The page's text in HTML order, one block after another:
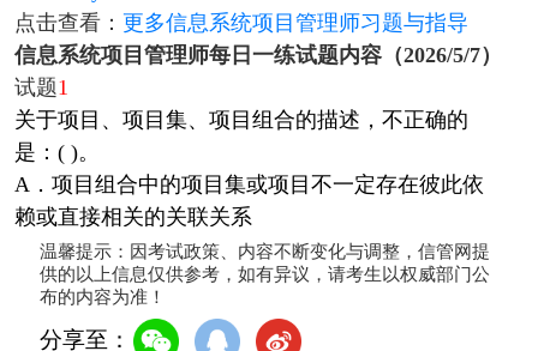
点击查看： 更多信息系统项目管理师习题与指导
信息系统项目管理师每日一练试题内容（2026/5/7）
试题1
关于项目、项目集、项目组合的描述，不正确的
是：( )。
A．项目组合中的项目集或项目不一定存在彼此依
赖或直接相关的关联关系
温馨提示：因考试政策、内容不断变化与调整，信管网提
供的以上信息仅供参考，如有异议，请考生以权威部门公
布的内容为准！
分享至：